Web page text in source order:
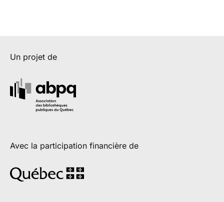
Un projet de
Avec la participation financière de